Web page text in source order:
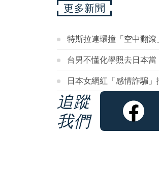
更多新聞
特斯拉連環撞「空中翻
台男不懂化學照去日本
日本女網紅「感情詐騙
追蹤
我們